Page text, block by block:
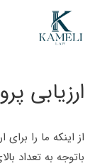
ارزیابی
از اینکه ما را
باتوجه به تعداد